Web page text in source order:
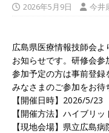
2026年5月9日 今井
広島県医療情報技師会
お知らせです。研修会参
参加予定の方は事前登録
みなさまのご参加をお待
【開催日時】2026/5/
【開催方法】ハイブリ
【現地会場】県立広島